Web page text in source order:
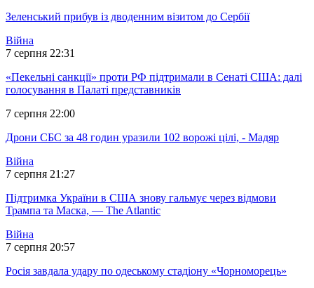
Зеленський прибув із дводенним візитом до Сербії
Війна
7 серпня 22:31
«Пекельні санкції» проти РФ підтримали в Сенаті США: далі
голосування в Палаті представників
7 серпня 22:00
Дрони СБС за 48 годин уразили 102 ворожі цілі, - Мадяр
Війна
7 серпня 21:27
Підтримка України в США знову гальмує через відмови
Трампа та Маска, — The Atlantic
Війна
7 серпня 20:57
Росія завдала удару по одеському стадіону «Чорноморець»